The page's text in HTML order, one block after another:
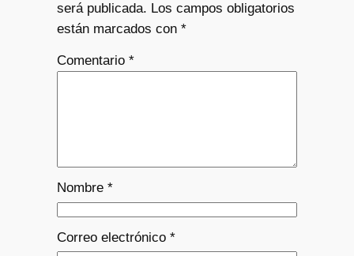
será publicada. Los campos obligatorios
están marcados con *
Comentario *
Nombre *
Correo electrónico *